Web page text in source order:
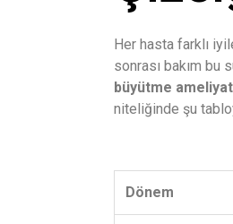
Her hasta farklı
sonrası bakım bu
büyütme
niteliğinde şu
Dönem